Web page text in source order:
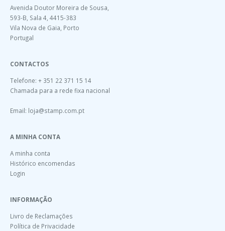
Avenida Doutor Moreira de Sousa,
593-B, Sala 4, 4415-383
Vila Nova de Gaia, Porto
Portugal
CONTACTOS
Telefone: + 351 22 371 15 14
Chamada para a rede fixa nacional
Email: loja@stamp.com.pt
A MINHA CONTA
A minha conta
Histórico encomendas
Login
INFORMAÇÃO
Livro de Reclamações
Política de Privacidade